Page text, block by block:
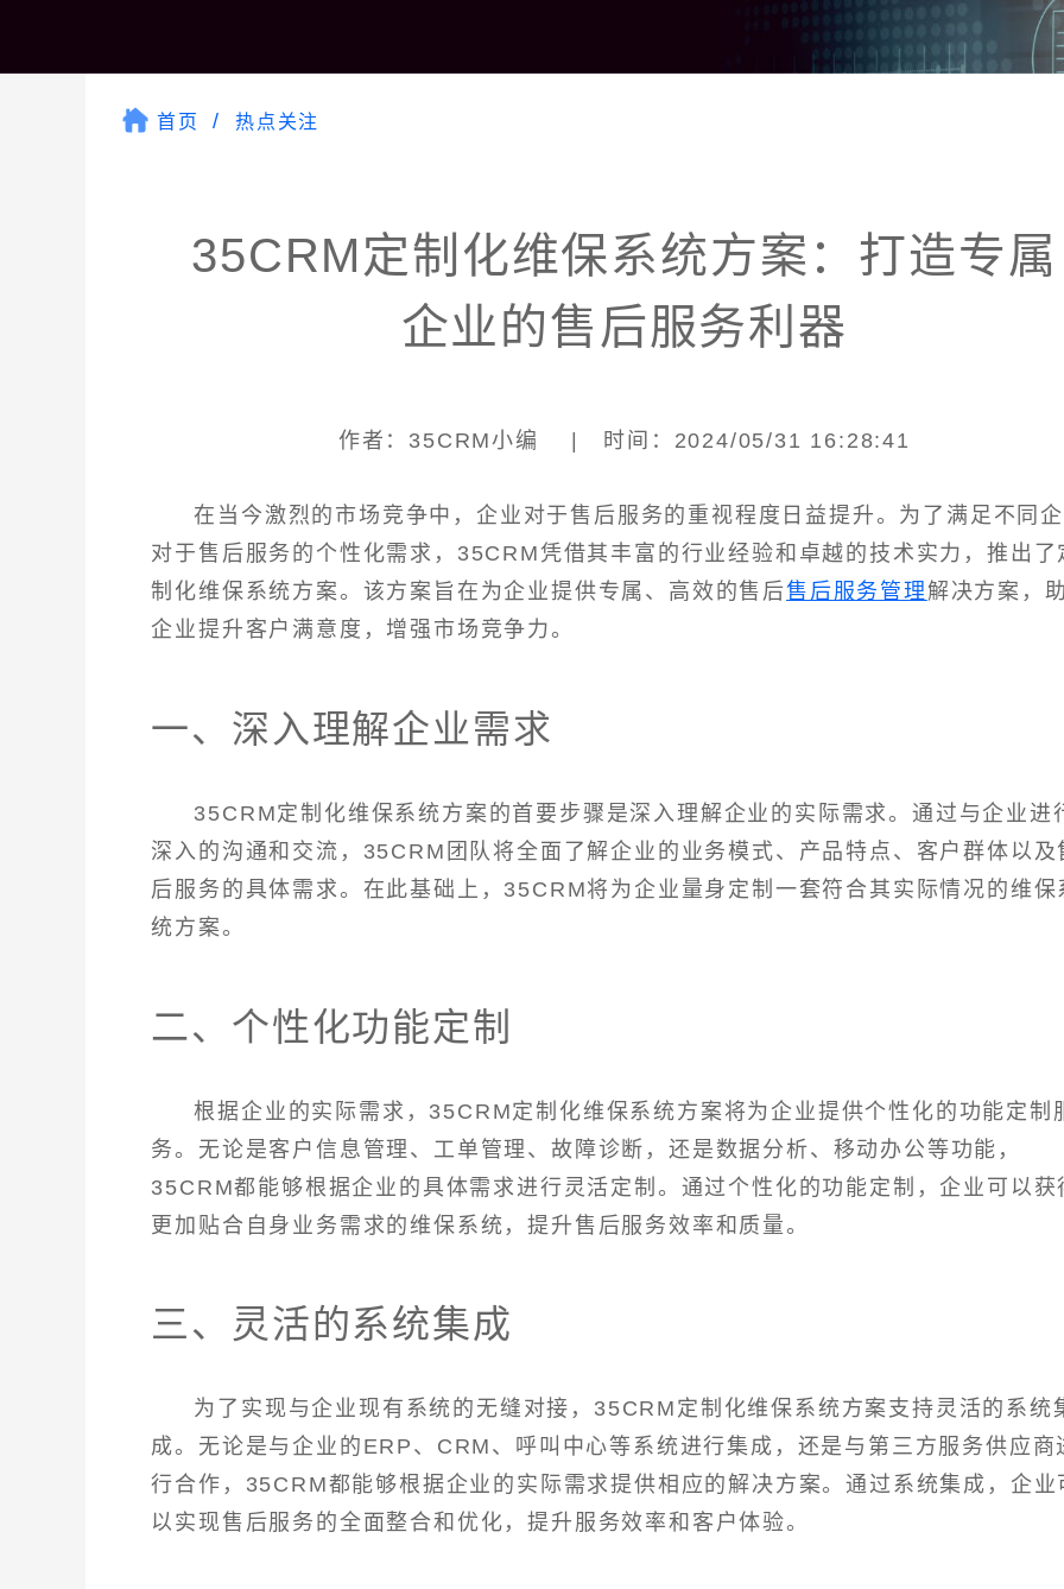
首页 热点关注
35CRM定制化维保系统方案：打造专属
企业的售后服务利器
作者：35CRM小编 | 时间：2024/05/31 16:28:41
在当今激烈的市场竞争中，企业对于售后服务的重视程度日益提升。为了满足不同
对于售后服务的个性化需求，35CRM凭借其丰富的行业经验和卓越的技术实力，推出了
制化维保系统方案。该方案旨在为企业提供专属、高效的售后售后服务管理解决方案，
企业提升客户满意度，增强市场竞争力。
一、深入理解企业需求
35CRM定制化维保系统方案的首要步骤是深入理解企业的实际需求。通过与企业进
深入的沟通和交流，35CRM团队将全面了解企业的业务模式、产品特点、客户群体以及
后服务的具体需求。在此基础上，35CRM将为企业量身定制一套符合其实际情况的维保
统方案。
二、个性化功能定制
根据企业的实际需求，35CRM定制化维保系统方案将为企业提供个性化的功能定制
务。无论是客户信息管理、工单管理、故障诊断，还是数据分析、移动办公等功能，
35CRM都能够根据企业的具体需求进行灵活定制。通过个性化的功能定制，企业可以获
更加贴合自身业务需求的维保系统，提升售后服务效率和质量。
三、灵活的系统集成
为了实现与企业现有系统的无缝对接，35CRM定制化维保系统方案支持灵活的系统
成。无论是与企业的ERP、CRM、呼叫中心等系统进行集成，还是与第三方服务供应商
行合作，35CRM都能够根据企业的实际需求提供相应的解决方案。通过系统集成，企业
以实现售后服务的全面整合和优化，提升服务效率和客户体验。